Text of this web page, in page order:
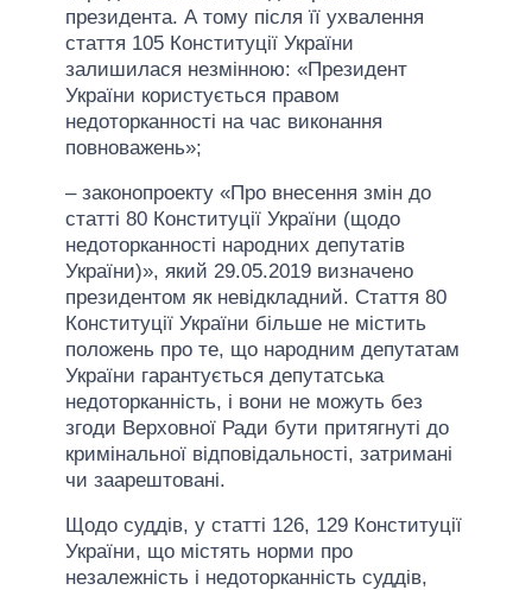
президента. А тому після її ухвалення
стаття 105 Конституції України
залишилася незмінною: «Президент
України користується правом
недоторканності на час виконання
повноважень»;
– законопроекту «Про внесення змін до
статті 80 Конституції України (щодо
недоторканності народних депутатів
України)», який 29.05.2019 визначено
президентом як невідкладний. Стаття 80
Конституції України більше не містить
положень про те, що народним депутатам
України гарантується депутатська
недоторканність, і вони не можуть без
згоди Верховної Ради бути притягнуті до
кримінальної відповідальності, затримані
чи заарештовані.
Щодо суддів, у статті 126, 129 Конституції
України, що містять норми про
незалежність і недоторканність суддів,